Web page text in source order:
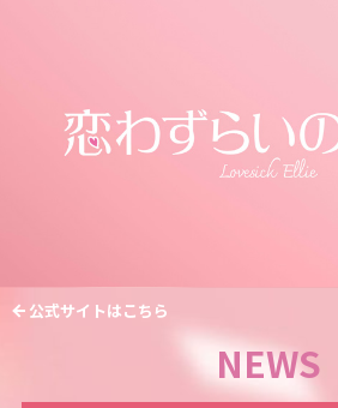
公式サイトはこちら
NEWS